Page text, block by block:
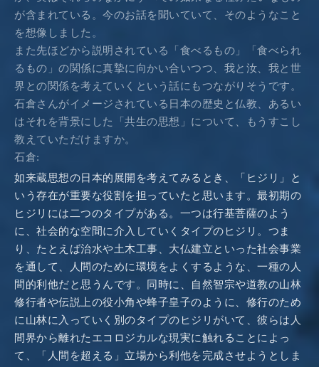
が含まれている。今のお話を聞いていて、そのようなこと
を想像しました。
また先ほどから説明されている「食べるもの」「食べられ
るもの」の関係に真摯に向かい合いつつ、我と汝、我と世
界との関係を考えていくという話にもつながりそうです。
石倉さんがイメージされている日本の歴史と仏教、あるい
はそれを背景にした「共生の思想」について、もうすこし
教えていただけますか。
石倉:
如来蔵思想の日本的展開を考えてみるとき、「ヒジリ」と
いう存在が重要な役割を担っていたと思います。最初期の
ヒジリには二つのタイプがある。一つは行基菩薩のよう
に、社会的な空間に介入していくタイプのヒジリ。つま
り、たとえば治水や土木工事、大仏建立といった社会事業
を通して、人間のために環境をよくするような、一種の人
間的利他だと思うんです。同時に、自然智宗や道教の山林
修行者や伝説上の役小角や蜂子皇子のように、修行のため
に山林に入っていく別のタイプのヒジリがいて、彼らは人
間界から離れたエコロジカルな現実に触れることによっ
て、「人間を超える」立場から利他を完成させようとしま